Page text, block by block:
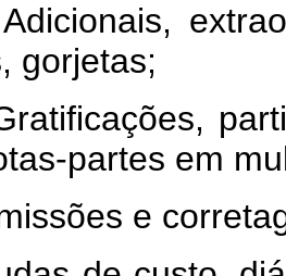
gorjetas;
partes em
e